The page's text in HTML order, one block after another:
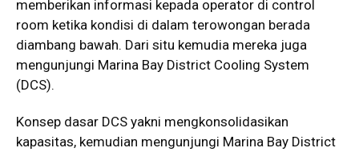
memberikan informasi kepada operator di control
room ketika kondisi di dalam terowongan berada
diambang bawah. Dari situ kemudia mereka juga
mengunjungi Marina Bay District Cooling System
(DCS).
Konsep dasar DCS yakni mengkonsolidasikan
kapasitas, kemudian mengunjungi Marina Bay District